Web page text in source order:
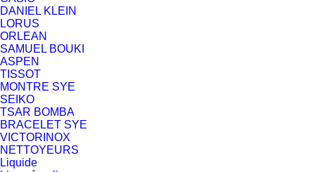
DANIEL KLEIN
LORUS
ORLEAN
SAMUEL BOUKI
ASPEN
TISSOT
MONTRE SYE
SEIKO
TSAR BOMBA
BRACELET SYE
VICTORINOX
NETTOYEURS
Liquide